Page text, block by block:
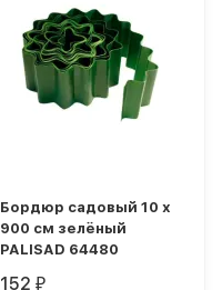
Бордюр садовый 10 х
900 см зелёный
PALISAD 64480
152₽